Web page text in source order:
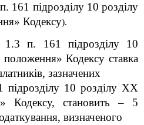
161 підрозділу 10 розділу
Кодексу).
1.3 п. 161
підрозділу 10
Кодексу ставка
зазначених
підрозділу 10 розділу XX
Кодексу, становить – 5
визначеного